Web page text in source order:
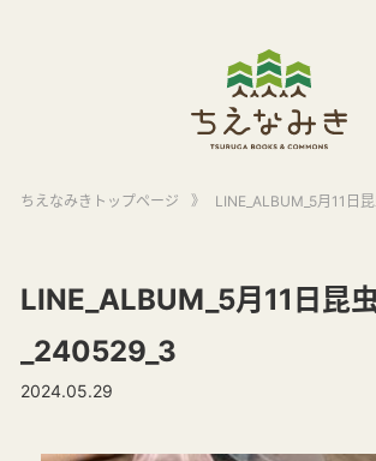
ちえなみきトップページ 》 LINE_ALBUM_5月11日
LINE_ALBUM_5月11日昆
_240529_3
2024.05.29